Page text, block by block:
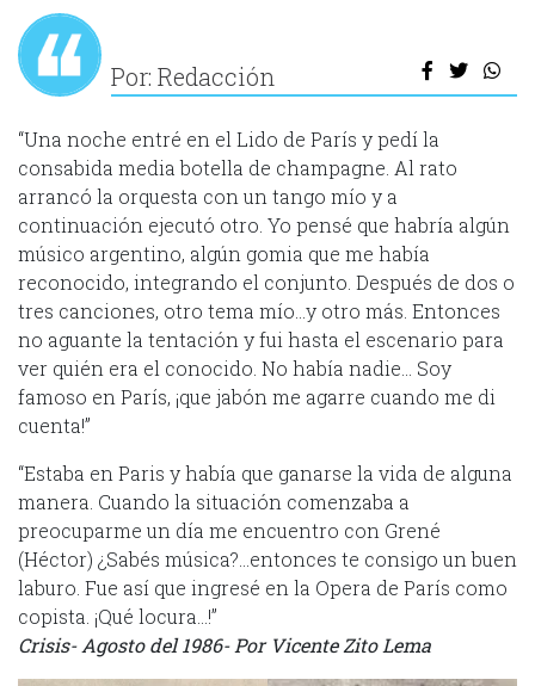
Por: Redacción
“Una noche entré en el Lido de París y pedí la
consabida media botella de champagne. Al rato
arrancó la orquesta con un tango mío y a
continuación ejecutó otro. Yo pensé que habría algún
músico argentino, algún gomia que me había
reconocido, integrando el conjunto. Después de dos o
tres canciones, otro tema mío…y otro más. Entonces
no aguante la tentación y fui hasta el escenario para
ver quién era el conocido. No había nadie… Soy
famoso en París, ¡que jabón me agarre cuando me di
cuenta!”
“Estaba en Paris y había que ganarse la vida de alguna
manera. Cuando la situación comenzaba a
preocuparme un día me encuentro con Grené
(Héctor) ¿Sabés música?…entonces te consigo un buen
laburo. Fue así que ingresé en la Opera de París como
copista. ¡Qué locura…!”
Crisis- Agosto del 1986- Por Vicente Zito Lema